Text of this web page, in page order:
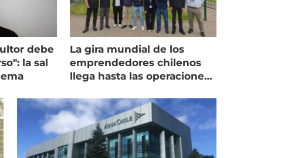
debe
la sal
La gira mundial de los
emprendedores chilenos
llega hasta las operaciones